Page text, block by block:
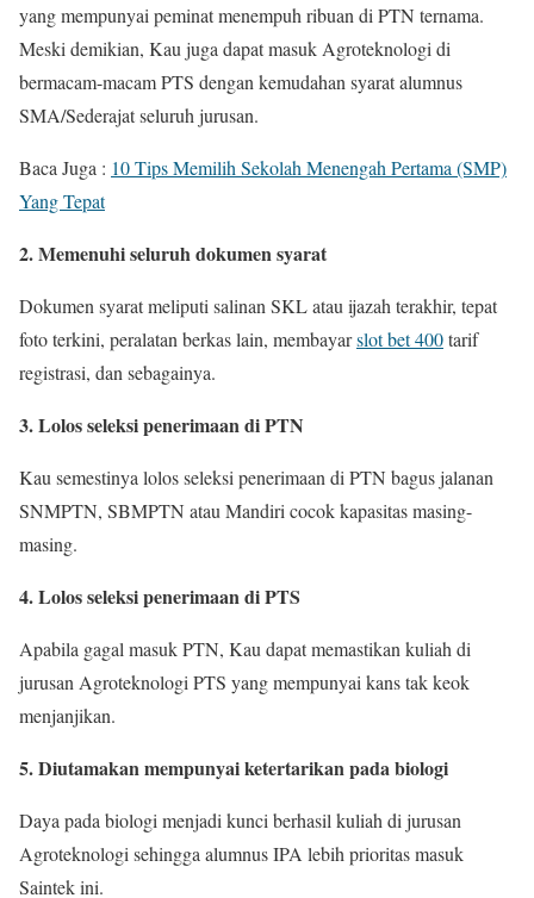
yang mempunyai peminat menempuh ribuan di PTN ternama.
Meski demikian, Kau juga dapat masuk Agroteknologi di
bermacam-macam PTS dengan kemudahan syarat alumnus
SMA/Sederajat seluruh jurusan.
Baca Juga : 10 Tips Memilih Sekolah Menengah Pertama (SMP)
Yang Tepat
2. Memenuhi seluruh dokumen syarat
Dokumen syarat meliputi salinan SKL atau ijazah terakhir, tepat
foto terkini, peralatan berkas lain, membayarslot bet 400tarif
registrasi, dan sebagainya.
3. Lolos seleksi penerimaan di PTN
Kau semestinya lolos seleksi penerimaan di PTN bagus jalanan
SNMPTN, SBMPTN atau Mandiri cocok kapasitas masing-
masing.
4. Lolos seleksi penerimaan di PTS
Apabila gagal masuk PTN, Kau dapat memastikan kuliah di
jurusan Agroteknologi PTS yang mempunyai kans tak keok
menjanjikan.
5. Diutamakan mempunyai ketertarikan pada biologi
Daya pada biologi menjadi kunci berhasil kuliah di jurusan
Agroteknologi sehingga alumnus IPA lebih prioritas masuk
Saintek ini.